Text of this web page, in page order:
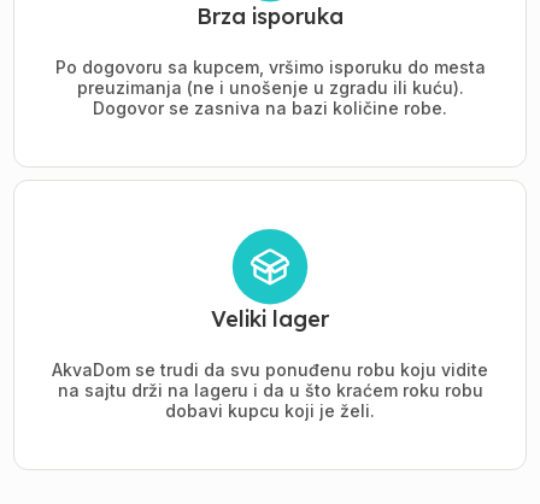
Brza isporuka
Po dogovoru sa kupcem, vršimo isporuku do mesta
preuzimanja (ne i unošenje u zgradu ili kuću).
Dogovor se zasniva na bazi količine robe.
Veliki lager
AkvaDom se trudi da svu ponuđenu robu koju vidite
na sajtu drži na lageru i da u što kraćem roku robu
dobavi kupcu koji je želi.